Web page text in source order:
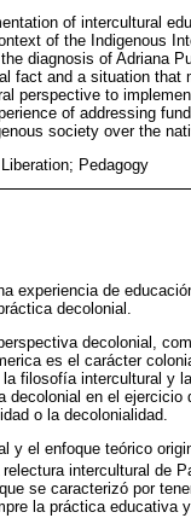
of intercultural
of the Indigenous
diagnosis of Adriana
fact and a situation that
perspective to
of addressing
society over the
Pedagogy
experiencia de
decolonial.
decolonial,
es el carácter
filosofía intercultural y
en el
o la decolonialidad.
y el enfoque teórico
intercultural de
se caracterizó por
la práctica educativa